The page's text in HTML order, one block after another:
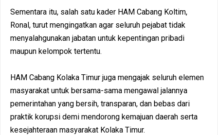
Sementara itu, salah satu kader HAM Cabang Koltim,
Ronal, turut mengingatkan agar seluruh pejabat tidak
menyalahgunakan jabatan untuk kepentingan pribadi
maupun kelompok tertentu.
HAM Cabang Kolaka Timur juga mengajak seluruh elemen
masyarakat untuk bersama-sama mengawal jalannya
pemerintahan yang bersih, transparan, dan bebas dari
praktik korupsi demi mendorong kemajuan daerah serta
kesejahteraan masyarakat Kolaka Timur.